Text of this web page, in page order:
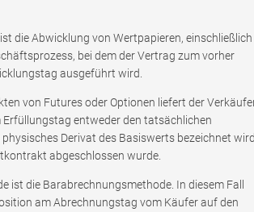
die Abwicklung von Wertpapieren, einschließlich
bei dem der Vertrag zum vorher
ausgeführt wird.
von Futures oder Optionen liefert der
entweder den tatsächlichen
Derivat des Basiswerts bezeichnet
abgeschlossen wurde.
ist die Barabrechnungsmethode. In diesem Fall
am Abrechnungstag vom Käufer auf den